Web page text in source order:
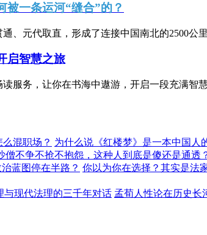
被一条运河“缝合”的？
、元代取直，形成了连接中国南北的2500公
启智慧之旅
服务，让你在书海中遨游，开启一段充满智
混职场？ 为什么说《红楼梦》是一本中国人
僧不争不抢不抱怨，这种人到底是傻还是通透
蓝图停在半路？ 你以为你在选择？其实是法
与现代法理的三千年对话 孟荀人性论在历史长